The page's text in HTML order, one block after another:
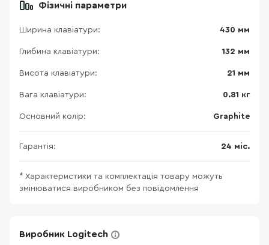
Фізичні параметри
Ширина клавіатури: 430 мм
Глибина клавіатури: 132 мм
Висота клавіатури: 21 мм
Вага клавіатури: 0.81 кг
Основний колір: Graphite
Гарантія: 24 міс.
* Характеристики та комплектація товару можуть
змінюватися виробником без повідомлення
Виробник Logitech